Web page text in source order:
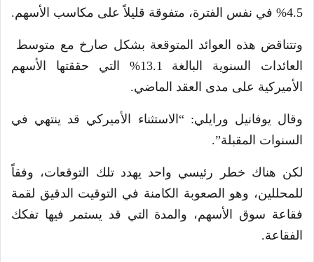
4.5% في نفس الفترة، متفوقة قليلاً على مكاسب الأسهم.
وتتناقض هذه العوائد المتوقعة بشكل صارخ مع متوسط ​​
العائدات السنوية البالغة 13.1% التي حققتها الأسهم
الأميركية على مدى العقد الماضي.
وقال يوفانيل ورايلي: “الاستثناء الأميركي قد ينتهي في
السنوات المقبلة”.
لكن هناك خطر رئيسي واحد يهدد تلك التوقعات، وفقاً
للمحللين، وهو الصعوبة الكامنة في التوقيت الدقيق لقمة
فقاعة سوق الأسهم، والمدة التي قد يستمر فيها تفكك
الفقاعة.